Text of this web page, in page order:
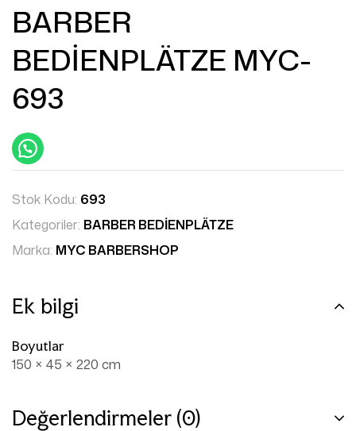
BARBER
BEDİENPLÄTZE MYC-
693
Stok Kodu: 693
Kategoriler: BARBER BEDİENPLÄTZE
Marka: MYC BARBERSHOP
Ek bilgi
Boyutlar
150 × 45 × 220 cm
Değerlendirmeler (0)